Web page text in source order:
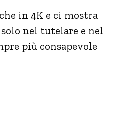
in 4K e ci mostra
nel tutelare e nel
più consapevole